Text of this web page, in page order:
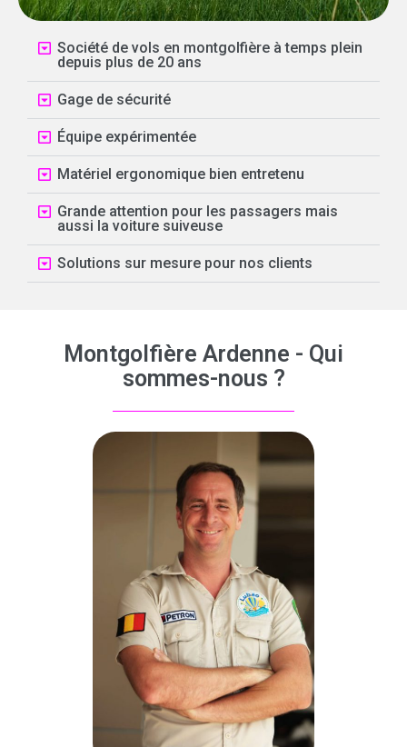
Société de vols en montgolfière à temps plein
depuis plus de 20 ans
Gage de sécurité
Équipe expérimentée
Matériel ergonomique bien entretenu
Grande attention pour les passagers mais
aussi la voiture suiveuse
Solutions sur mesure pour nos clients
Montgolfière Ardenne - Qui
sommes-nous ?